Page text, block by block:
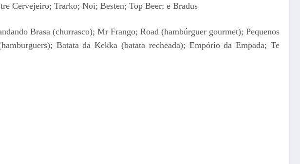
Cervejeiro; Trarko; Noi; Besten; Top Beer; e Bradus
Brasa (churrasco); Mr Frango; Road (hambúrguer gourmet); Pequenos
Batata da Kekka (batata recheada); Empório da Empada; Te